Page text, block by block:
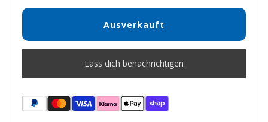
Ausverkauft
Lass dich benachrichtigen